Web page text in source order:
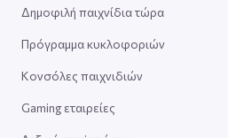
Δημοφιλή παιχνίδια τώρα
Πρόγραμμα κυκλοφοριών
Κονσόλες παιχνιδιών
Gaming εταιρείες